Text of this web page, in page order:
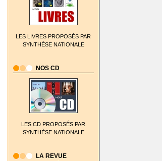
LES LIVRES PROPOSÉS PAR
SYNTHÈSE NATIONALE
NOS CD
LES CD PROPOSÉS PAR
SYNTHÈSE NATIONALE
LA REVUE